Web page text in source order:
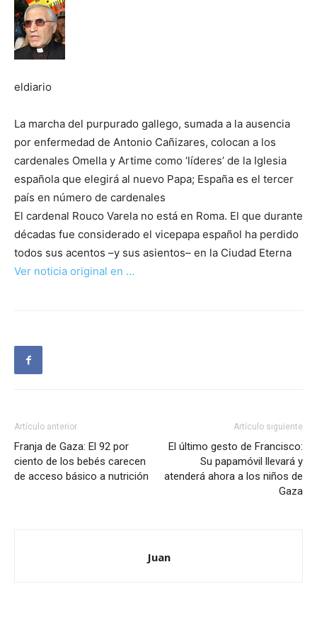
eldiario
La marcha del purpurado gallego, sumada a la ausencia
por enfermedad de Antonio Cañizares, colocan a los
cardenales Omella y Artime como ‘líderes’ de la Iglesia
española que elegirá al nuevo Papa; España es el tercer
país en número de cardenales
El cardenal Rouco Varela no está en Roma. El que durante
décadas fue considerado el vicepapa español ha perdido
todos sus acentos –y sus asientos– en la Ciudad Eterna
Ver noticia original en …
Artículo anterior
Franja de Gaza: El 92 por
ciento de los bebés carecen
de acceso básico a nutrición
Artículo siguiente
El último gesto de Francisco:
Su papamóvil llevará y
atenderá ahora a los niños de
Gaza
Juan